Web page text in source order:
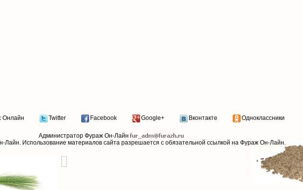
Онлайн Twitter Facebook Google+ Вконтакте Одноклассники
Администратор Фураж Он-Лайн
Лайн. Использование материалов сайта разрешается с обязательной ссылкой на Фураж Он-Лайн.